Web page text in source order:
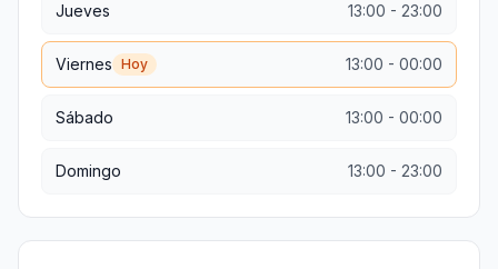
Jueves 13:00 - 23:00
Viernes Hoy 13:00 - 00:00
Sábado 13:00 - 00:00
Domingo 13:00 - 23:00